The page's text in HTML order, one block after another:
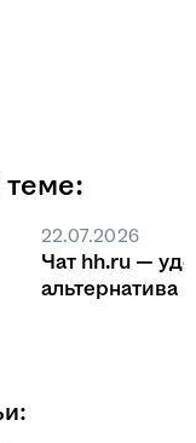
теме:
22.07.2026
Чат hh.ru —